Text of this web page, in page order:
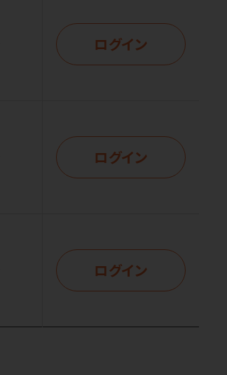
ログイン
ログイン
ログイン